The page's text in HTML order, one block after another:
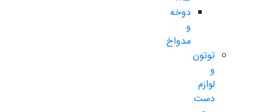
دوخه
و
مدواخ
توتون
و
لوازم
دست